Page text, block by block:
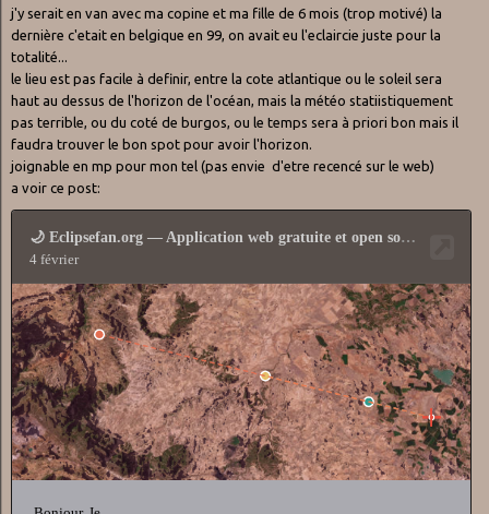
j'y serait en van avec ma copine et ma fille de 6 mois (trop motivé) la
dernière c'etait en belgique en 99, on avait eu l'eclaircie juste pour la
totalité...
le lieu est pas facile à definir, entre la cote atlantique ou le soleil sera
haut au dessus de l'horizon de l'océan, mais la météo statiistiquement
pas terrible, ou du coté de burgos, ou le temps sera à priori bon mais il
faudra trouver le bon spot pour avoir l'horizon.
joignable en mp pour mon tel (pas envie d'etre recencé sur le web)
a voir ce post: